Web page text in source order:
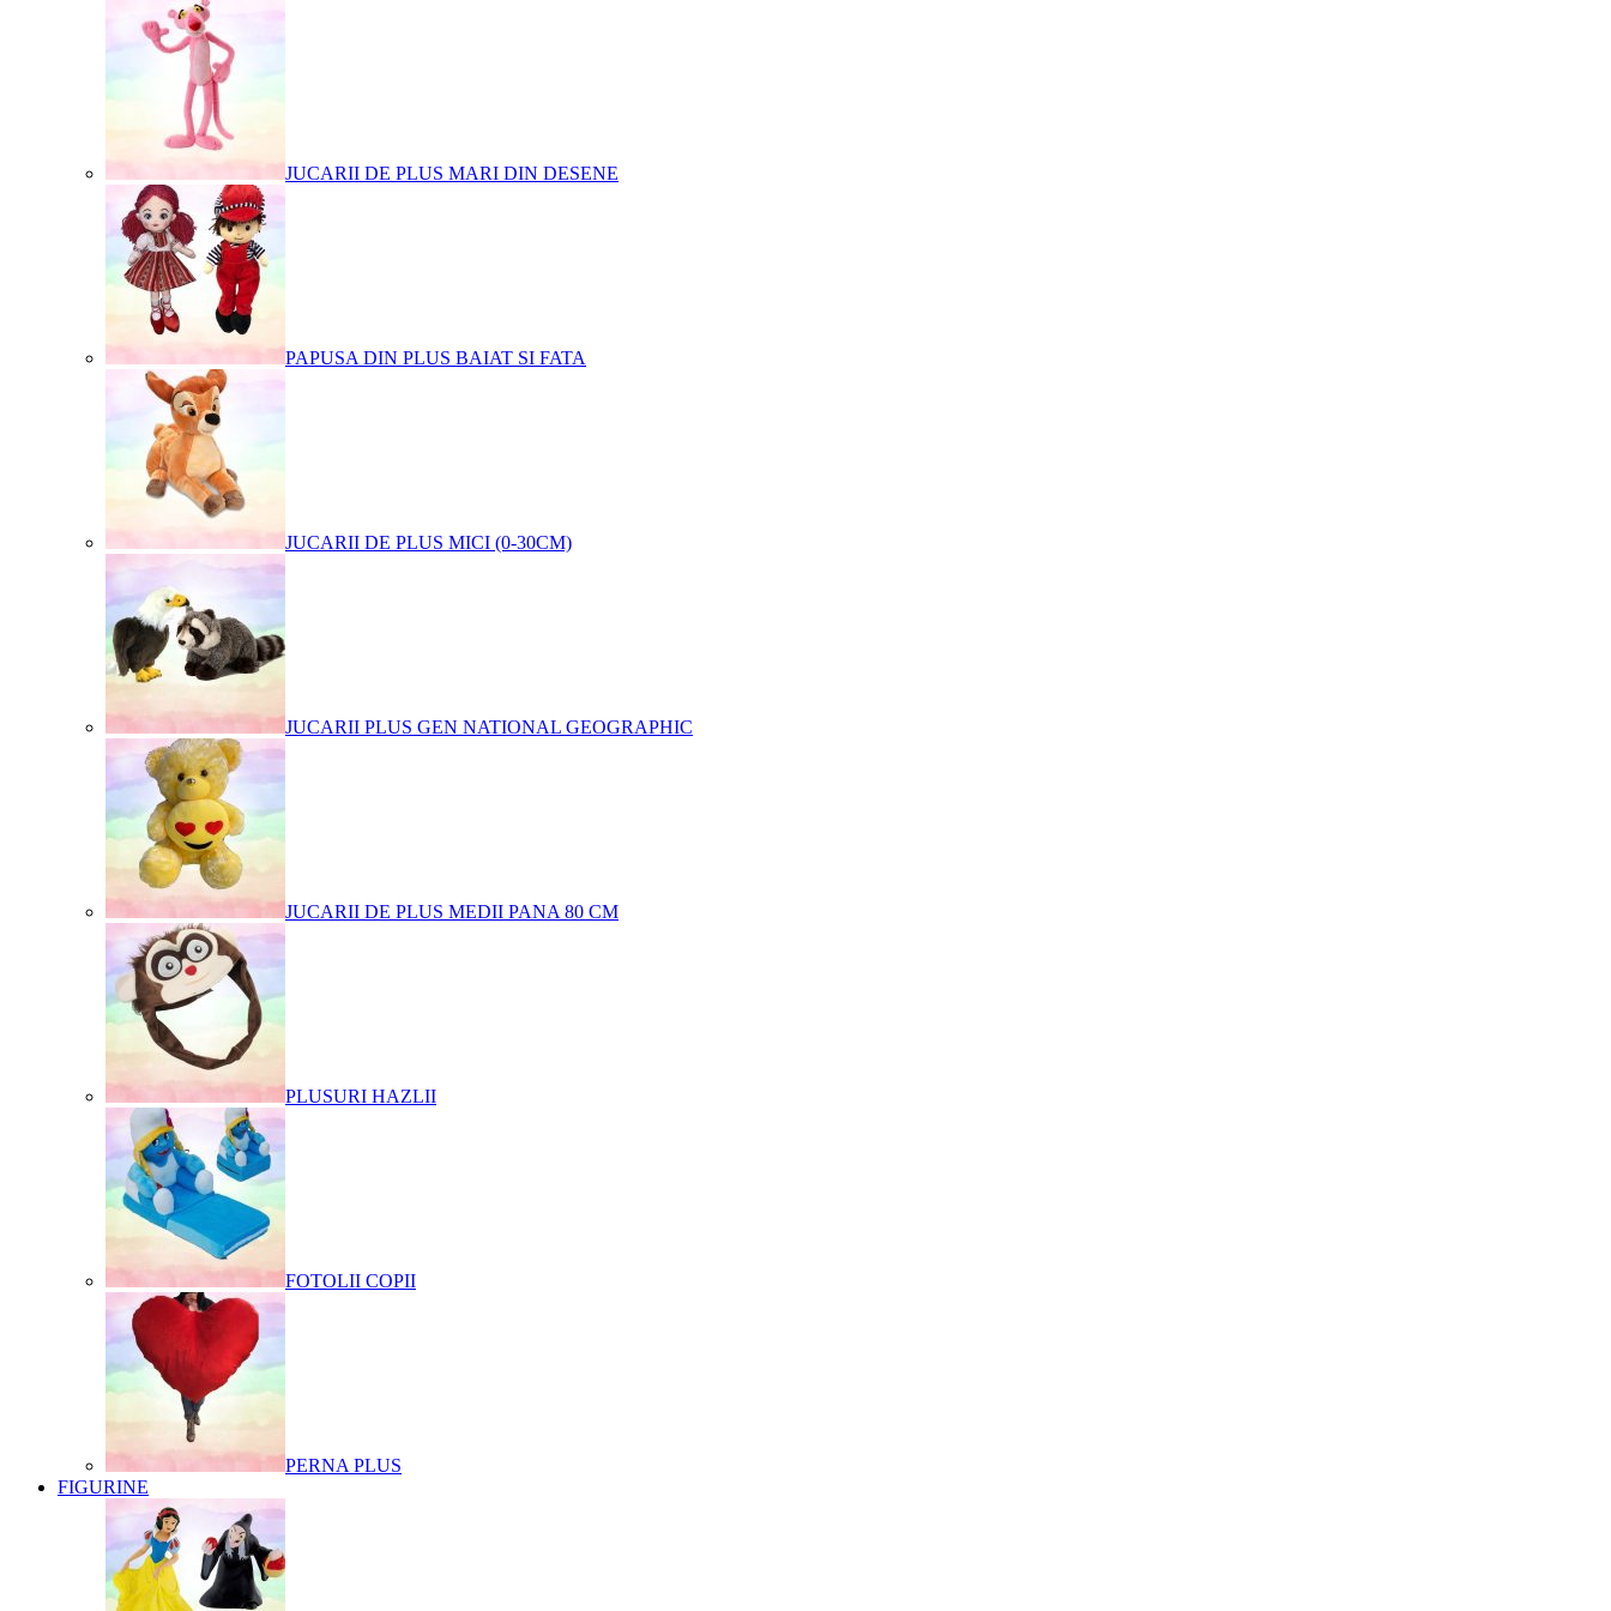
JUCARII DE PLUS MARI DIN DESENE
PAPUSA DIN PLUS BAIAT SI FATA
JUCARII DE PLUS MICI (0-30CM)
JUCARII PLUS GEN NATIONAL GEOGRAPHIC
JUCARII DE PLUS MEDII PANA 80 CM
PLUSURI HAZLII
FOTOLII COPII
PERNA PLUS
FIGURINE